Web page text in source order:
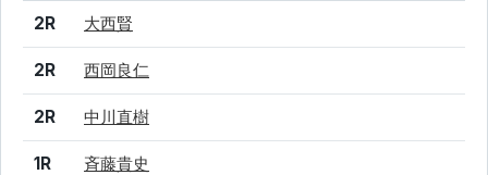
結果 シード
2R 大西賢
2R 西岡良仁
2R 中川直樹
1R 斉藤貴史